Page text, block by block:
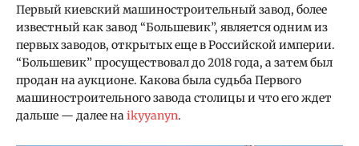
Первый киевский машиностроительный завод, более
известный как завод “Большевик”, является одним из
первых заводов, открытых еще в Российской империи.
“Большевик” просуществовал до 2018 года, а затем был
продан на аукционе. Какова была судьба Первого
машиностроительного завода столицы и что его ждет
дальше — далее на ikyyanyn.